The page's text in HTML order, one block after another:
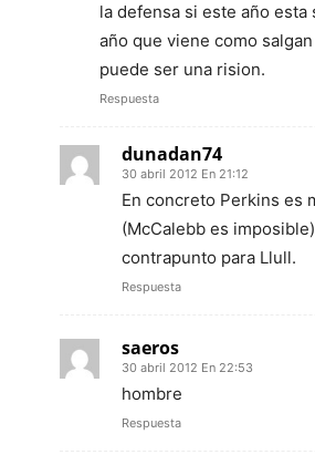
la defensa si este año esta
año que viene como
puede ser una rision.
Respuesta
dunadan74
30 abril 2012 En 21:12
En concreto Perkins es
(McCalebb es
contrapunto para Llull.
Respuesta
saeros
30 abril 2012 En 22:53
hombre
Respuesta